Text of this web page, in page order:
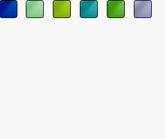
ciemnoniebieski
5118
jasnozielony
6156
zielony
6248
zielony
medyczny
6263